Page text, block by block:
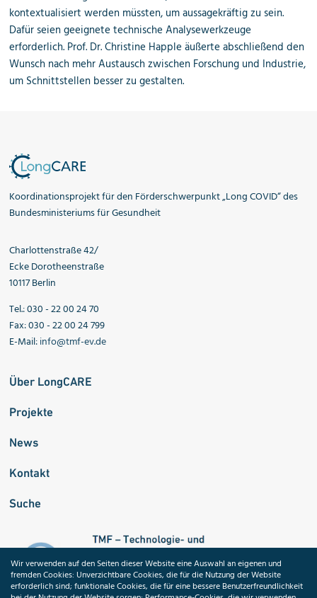
kontextualisiert werden müssten, um aussagekräftig zu sein.
Dafür seien geeignete technische Analysewerkzeuge
erforderlich. Prof. Dr. Christine Happle äußerte abschließend den
Wunsch nach mehr Austausch zwischen Forschung und Industrie,
um Schnittstellen besser zu gestalten.
Koordinationsprojekt für den Förderschwerpunkt „Long COVID“ des
Bundesministeriums für Gesundheit
Charlottenstraße 42/
Ecke Dorotheenstraße
10117 Berlin
Tel.: 030 - 22 00 24 70
Fax: 030 - 22 00 24 799
E-Mail:info@tmf-ev.de
Über LongCARE
Projekte
News
Kontakt
Suche
Wir verwenden auf den Seiten dieser Website eine Auswahl an eigenen und
fremden Cookies: Unverzichtbare Cookies, die für die Nutzung der Website
erforderlich sind; funktionale Cookies, die für eine bessere Benutzerfreundlichkeit